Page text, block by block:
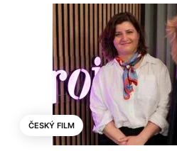
ČESKÝ FILM